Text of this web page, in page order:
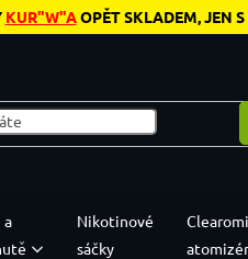
KUR"W"AOPĚT SKLADEM, JEN
a
Nikotinové
sáčky